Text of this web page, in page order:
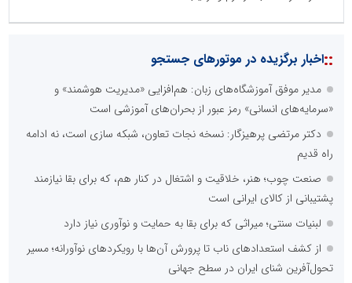
::اخبار برگزیده در موتورهای جستجو
مدیر موفق آموزشگاه‌های زبان: هم‌افزایی «مدیریت هوشمند» و
«سرمایه‌های انسانی» رمز عبور از بحران‌های آموزشی است
دکتر مرتضی پرهیزگار: نسخه نجات تعاون، شبکه سازی است، نه ادامه
راه قدیم
صنعت چوب؛ هنر، خلاقیت و اشتغال در کنار هم، که برای بقا نیازمند
پشتیبانی از کالای ایرانی است
لبنیات سنتی؛ میراثی که برای بقا به حمایت و نوآوری نیاز دارد
از کشف استعدادهای ناب تا پرورش آن‌ها با رویکردهای نوآورانه؛ مسیر
تحول‌آفرین شنای ایران در سطح جهانی